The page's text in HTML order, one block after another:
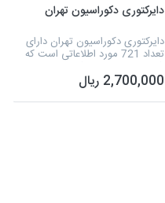
دایرکتوری دکوراسیون تهران
دایرکتوری دکوراسیون تهران دارای
تعداد 721 مورد اطلاعاتی است که
آدرس، نام مدیر، شماره همراه و
آدرس سایت می شود که به
صورت اکسل آم...
2,700,000 ریال